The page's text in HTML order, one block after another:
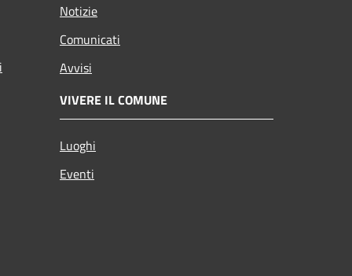
Notizie
Comunicati
Avvisi
VIVERE IL COMUNE
Luoghi
Eventi